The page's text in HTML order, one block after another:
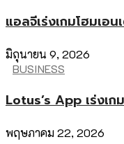
แอลจีเร่งเกมโฮมเอ
มิถุนายน 9, 2026
BUSINESS
Lotus’s App เร่งเ
พฤษภาคม 22, 2026